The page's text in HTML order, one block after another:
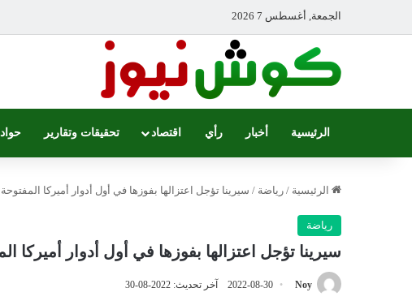
الجمعة, أغسطس 7 2026
الرئيسية أخبار رأي اقتصاد تحقيقات وتقارير
الرئيسية / رياضة / سيرينا تؤجل اعتزالها بفوزها في أول أدوار أميركا المفتوحة
رياضة
سيرينا تؤجل اعتزالها بفوزها في أول أدوار أميركا
Noy
2022-08-30 آخر تحديث: 2022-08-30